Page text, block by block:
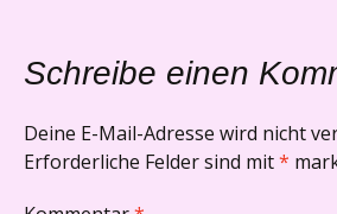
Schreibe einen
Deine E-Mail-Adresse wird nicht
Erforderliche Felder sind mit*